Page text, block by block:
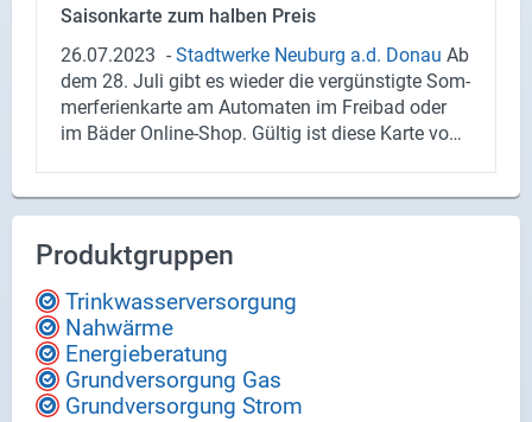
Sai­son­kar­te zum hal­ben Preis
26.07.2023 - Stadt­wer­ke Neu­burg a.d. Donau Ab
dem 28. Juli gibt es wie­der die ver­güns­tig­te Som­
mer­fe­ri­en­kar­te am Au­to­ma­ten im Frei­bad oder
im Bäder Online-​Shop. Gül­tig ist diese Karte vom
Euro und für Er­mä­ßig­te nur noch 25,00 Euro.
Produktgruppen
Trinkwasserversorgung
Nahwärme
Energieberatung
Grundversorgung Gas
Grundversorgung Strom